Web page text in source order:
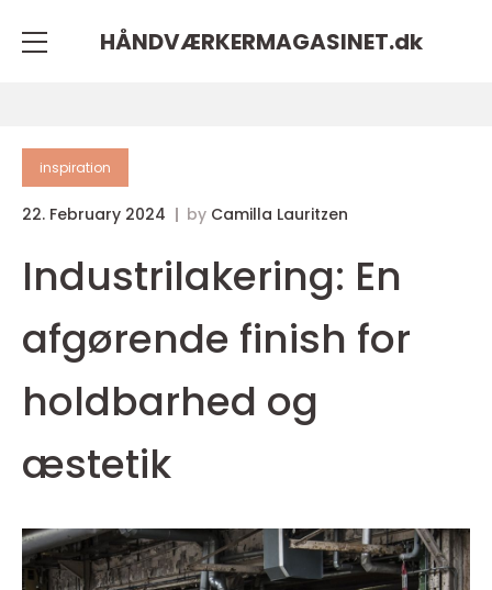
HÅNDVÆRKERMAGASINET.dk
inspiration
22. February 2024 by Camilla Lauritzen
Industrilakering: En
afgørende finish for
holdbarhed og
æstetik